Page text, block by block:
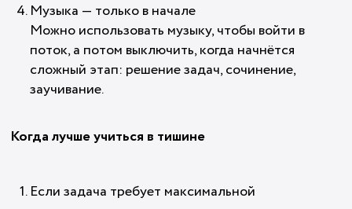
Музыка — только в начале
Можно использовать музыку, чтобы войти в
поток, а потом выключить, когда начнётся
сложный этап: решение задач, сочинение,
заучивание.
Когда лучше учиться в тишине
Если задача требует максимальной